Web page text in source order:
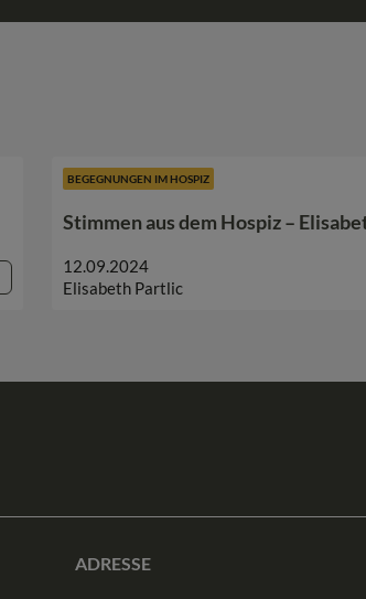
BEGEGNUNGEN IM HOSPIZ
Stimmen aus dem Hospiz –
12.09.2024
Elisabeth Partlic
ADRESSE